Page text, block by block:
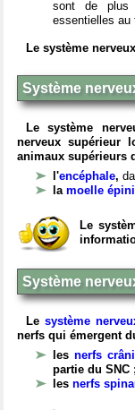
sont de plus
essentielles au
Le système
Système
Le système
nerveux supérieur
animaux supérieurs
l'encéphale,
la moelle
Le
Système
Le système
nerfs qui émergent
les nerfs
partie du SNC
les nerfs